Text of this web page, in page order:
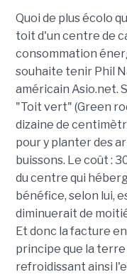
Quoi de plus écolo
toit d'un centre de
consommation
souhaite tenir Phil
américain Asio.net.
"Toit vert" (Green
dizaine de
pour y planter des
buissons. Le coût :
du centre qui
bénéfice, selon lui,
diminuerait de
Et donc la facture
principe que la
refroidissant ainsi